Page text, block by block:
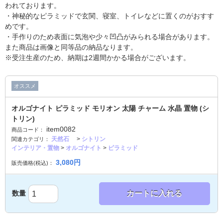
われております。
・神秘的なピラミッドで玄関、寝室、トイレなどに置くのがおすす
めです。
・手作りのため表面に気泡や少々凹凸がみられる場合があります。
また商品は画像と同等品の納品なります。
※受注生産のため、納期は2週間かかる場合がございます。
オススメ
オルゴナイト ピラミッド モリオン 太陽 チャーム 水晶 置物 (シ
トリン)
商品コード： item0082
関連カテゴリ： 天然石 > シトリン
インテリア・置物 > オルゴナイト > ピラミッド
販売価格(税込)： 3,080円
数量 カートに入れる